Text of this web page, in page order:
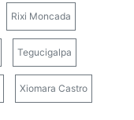
Rixi Moncada
Tegucigalpa
Xiomara Castro